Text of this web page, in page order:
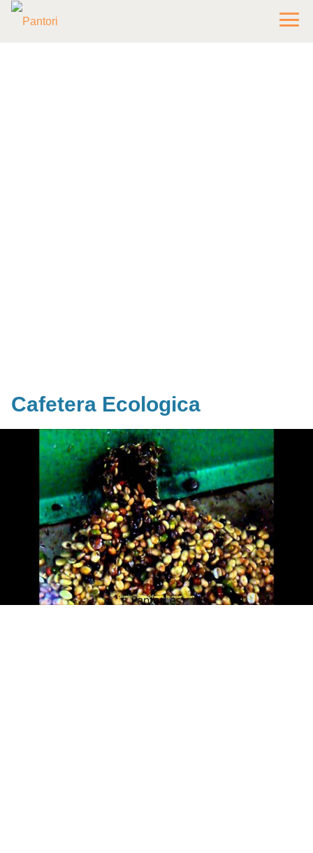
Cafetera Ecologica